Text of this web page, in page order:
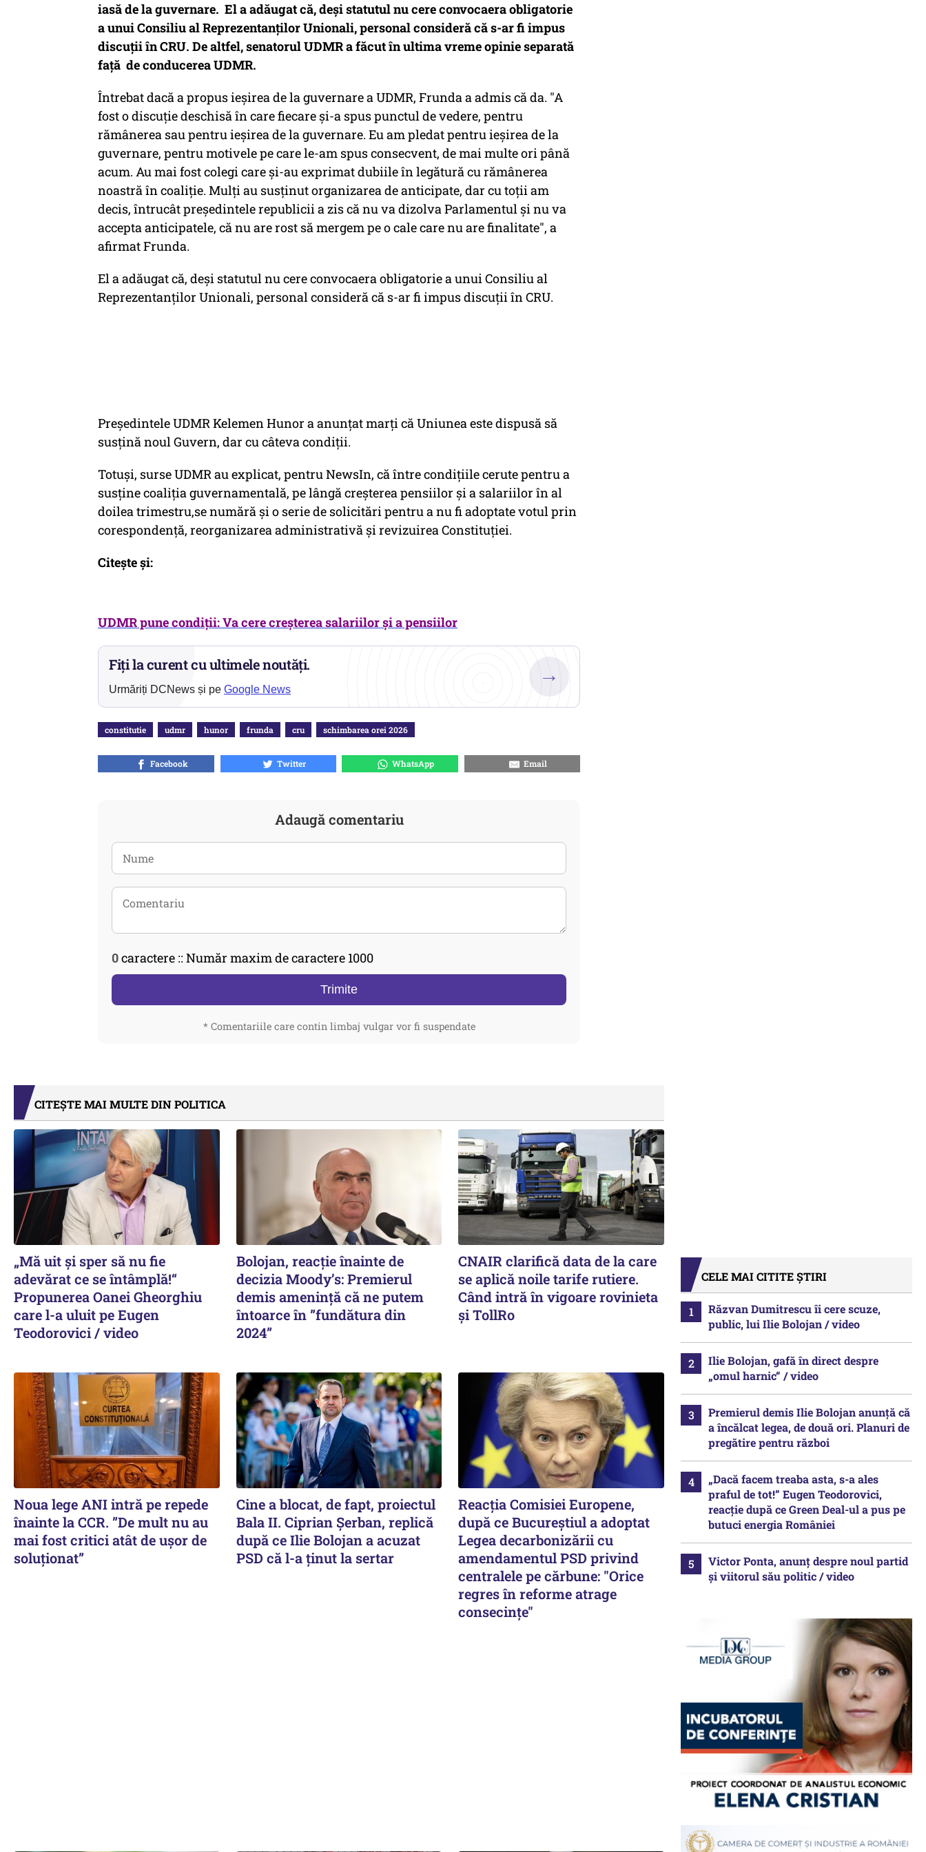
iasă de la guvernare. El a adăugat că, deşi statutul nu cere convocaera obligatorie
a unui Consiliu al Reprezentanţilor Unionali, personal consideră că s-ar fi impus
discuţii în CRU. De altfel, senatorul UDMR a făcut în ultima vreme opinie separată
față de conducerea UDMR.
Întrebat dacă a propus ieşirea de la guvernare a UDMR, Frunda a admis că da. "A
fost o discuţie deschisă în care fiecare şi-a spus punctul de vedere, pentru
rămânerea sau pentru ieşirea de la guvernare. Eu am pledat pentru ieşirea de la
guvernare, pentru motivele pe care le-am spus consecvent, de mai multe ori până
acum. Au mai fost colegi care şi-au exprimat dubiile în legătură cu rămânerea
noastră în coaliţie. Mulţi au susţinut organizarea de anticipate, dar cu toţii am
decis, întrucât preşedintele republicii a zis că nu va dizolva Parlamentul şi nu va
accepta anticipatele, că nu are rost să mergem pe o cale care nu are finalitate", a
afirmat Frunda.
El a adăugat că, deşi statutul nu cere convocaera obligatorie a unui Consiliu al
Reprezentanţilor Unionali, personal consideră că s-ar fi impus discuţii în CRU.
Preşedintele UDMR Kelemen Hunor a anunţat marţi că Uniunea este dispusă să
susţină noul Guvern, dar cu câteva condiţii.
Totuşi, surse UDMR au explicat, pentru NewsIn, că între condiţiile cerute pentru a
susţine coaliţia guvernamentală, pe lângă creşterea pensiilor şi a salariilor în al
doilea trimestru,se numără şi o serie de solicitări pentru a nu fi adoptate votul prin
corespondenţă, reorganizarea administrativă şi revizuirea Constituţiei.
Citește și:
UDMR punecondiții: Va cere creşterea salariilor și a pensiilor
Fiți la curent cu ultimele noutăți.
Urmăriți DCNews și pe Google News
→
constitutie udmr hunor frunda cru schimbarea orei 2026
Facebook Twitter WhatsApp Email
Adaugă comentariu
0caractere :: Număr maxim de caractere 1000
Trimite
* Comentariile care contin limbaj vulgar vor fi suspendate
CITEȘTE MAI MULTE DIN POLITICA
„Mă uit și sper să nu fie
adevărat ce se întâmplă!“
Propunerea Oanei Gheorghiu
care l-a uluit pe Eugen
Teodorovici / video
Bolojan, reacție înainte de
decizia Moody’s: Premierul
demis amenință că ne putem
întoarce în ”fundătura din
2024”
CNAIR clarifică data de la care
se aplică noile tarife rutiere.
Când intră în vigoare rovinieta
și TollRo
Noua lege ANI intră pe repede
înainte la CCR. ”De mult nu au
mai fost critici atât de ușor de
soluționat”
Cine a blocat, de fapt, proiectul
Bala II. Ciprian Șerban, replică
după ce Ilie Bolojan a acuzat
PSD că l-a ținut la sertar
Reacția Comisiei Europene,
după ce Bucureștiul a adoptat
Legea decarbonizării cu
amendamentul PSD privind
centralele pe cărbune: "Orice
regres în reforme atrage
consecințe"
CELE MAI CITITE ȘTIRI
Răzvan Dumitrescu îi cere scuze,
public, lui Ilie Bolojan / video
Ilie Bolojan, gafă în direct despre
„omul harnic“ / video
Premierul demis Ilie Bolojan anunță că
a încălcat legea, de două ori. Planuri de
pregătire pentru război
„Dacă facem treaba asta, s-a ales
praful de tot!” Eugen Teodorovici,
reacție după ce Green Deal-ul a pus pe
butuci energia României
Victor Ponta, anunț despre noul partid
și viitorul său politic / video